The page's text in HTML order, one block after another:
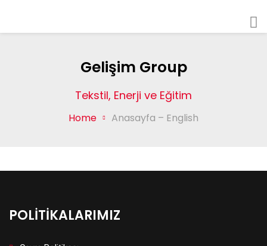
Gelişim Group
Tekstil, Enerji ve Eğitim
Home Anasayfa – English
POLİTİKALARIMIZ